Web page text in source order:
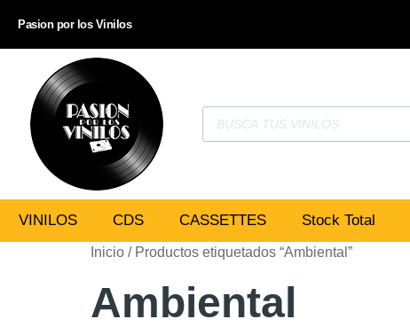
Pasion por los Vinilos
VINILOS CDS CASSETTES Stock Total
Inicio / Productos etiquetados “Ambiental”
Ambiental